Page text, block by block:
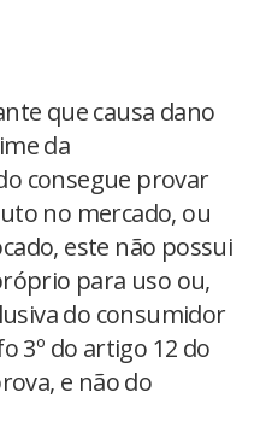
que causa dano
da
consegue provar
no mercado, ou
este não possui
para uso ou,
do consumidor
3º do artigo 12 do
e não do